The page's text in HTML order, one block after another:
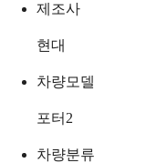
제조사
현대
차량모델
포터2
차량분류